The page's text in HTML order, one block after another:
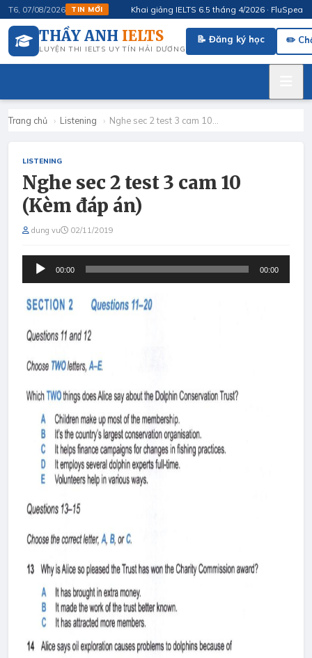
T6, 07/08/2026 TIN MỚI Khai giảng IELTS 6.5 tháng 4/2026 · FluSpeak –
THẦY ANH IELTS
LUYỆN THI IELTS UY TÍN HẢI DƯƠNG
📝 Đăng ký học ✏️
Trang chủ › Listening › Nghe sec 2 test 3 cam 10…
LISTENING
Nghe sec 2 test 3 cam 10
(Kèm đáp án)
dung vu 02/11/2019
Audio
Player
00:00 00:00